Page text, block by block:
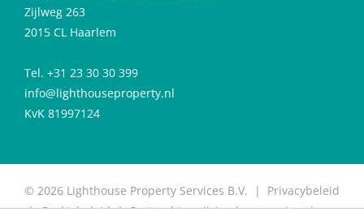
Zijlweg 263
2015 CL Haarlem
Tel. +31 23 30 30 399
info@lighthouseproperty.nl
KvK 81997124
© 2026 Lighthouse Property Services B.V. | Privacybeleid
|Cookiebeleid|Protocol toewijzing huurwoning|